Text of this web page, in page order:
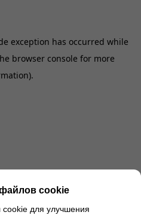
exception has occurred while
browser console for more
cookie
для улучшения